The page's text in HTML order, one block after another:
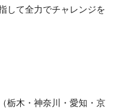
して全力でチャレンジを
栃木・神奈川・愛知・京